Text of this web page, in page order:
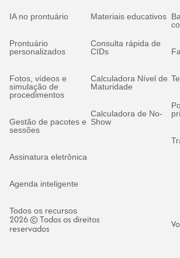
IA no prontuário
Prontuário
personalizados
Fotos, vídeos e
simulação de
procedimentos
Gestão de pacotes e
sessões
Assinatura eletrônica
Agenda inteligente
Todos os recursos
Materiais educativos
Consulta rápida de
CIDs
Calculadora Nível de
Maturidade
Calculadora de No-
Show
2026 © Todos os direitos
reservados